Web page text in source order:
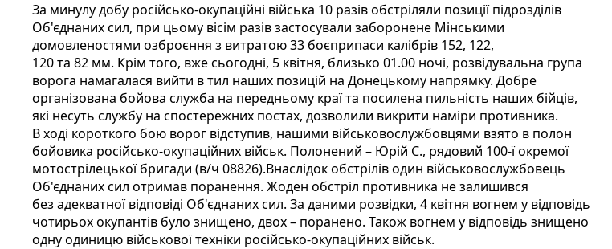
За минулу добу російсько-окупаційні війська 10 разів обстріляли позиції підрозділів
Об'єднаних сил, при цьому вісім разів застосували заборонене Мінськими
домовленостями озброєння з витратою 33 боєприпаси калібрів 152, 122,
120 та 82 мм. Крім того, вже сьогодні, 5 квітня, близько 01.00 ночі, розвідувальна група
ворога намагалася вийти в тил наших позицій на Донецькому напрямку. Добре
організована бойова служба на передньому краї та посилена пильність наших бійців,
які несуть службу на спостережних постах, дозволили викрити наміри противника.
В ході короткого бою ворог відступив, нашими військовослужбовцями взято в полон
бойовика російсько-окупаційних військ. Полонений – Юрій С., рядовий 100-ї окремої
мотострілецької бригади (в/ч 08826).Внаслідок обстрілів один військовослужбовець
Об'єднаних сил отримав поранення. Жоден обстріл противника не залишився
без адекватної відповіді Об'єднаних сил. За даними розвідки, 4 квітня вогнем у відповідь
чотирьох окупантів було знищено, двох – поранено. Також вогнем у відповідь знищено
одну одиницю військової техніки російсько-окупаційних військ.